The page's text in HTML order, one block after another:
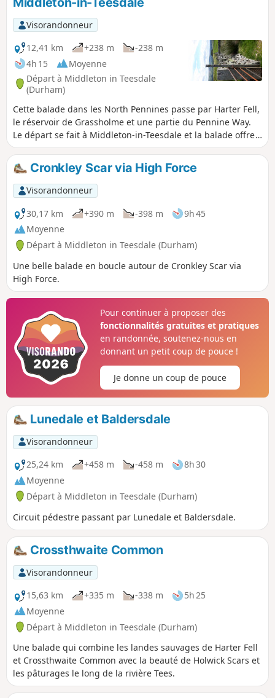
Visorandonneur
12,41 km
+238 m
-238 m
4h 15
Moyenne
Départ à Middleton in Teesdale
(Durham)
Cette balade dans les North Pennines passe par Harter Fell,
le réservoir de Grassholme et une partie du Pennine Way.
Le départ se fait à Middleton-in-Teesdale et la balade offre
des paysages variés. En descendant dans la vallée de la
Lune, la balade continue le long du réservoir de
Grassholme avant de rejoindre le point de départ par une
ancienne voie ferrée.
Cronkley Scar via High Force
Visorandonneur
30,17 km
+390 m -398 m
9h 45
Moyenne
Départ à Middleton in Teesdale (Durham)
Une belle balade en boucle autour de Cronkley Scar via
High Force.
Pour continuer à proposer des
fonctionnalités gratuites et pratiques
en randonnée, soutenez-nous en
donnant un petit coup de pouce !
Je donne un coup de pouce
Lunedale et Baldersdale
Visorandonneur
25,24 km
+458 m -458 m
8h 30
Moyenne
Départ à Middleton in Teesdale (Durham)
Circuit pédestre passant par Lunedale et Baldersdale.
Crossthwaite Common
Visorandonneur
15,63 km
+335 m -338 m
5h 25
Moyenne
Départ à Middleton in Teesdale (Durham)
Une balade qui combine les landes sauvages de Harter Fell
et Crossthwaite Common avec la beauté de Holwick Scars et
les pâturages le long de la rivière Tees.